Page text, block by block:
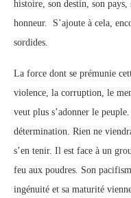
histoire, son destin, son
honneur. S’ajoute à cela,
sordides.
La force dont se prémunie
violence, la corruption, le
veut plus s’adonner le
détermination. Rien ne
s’en tenir. Il est face à un
feu aux poudres. Son
ingénuité et sa maturité